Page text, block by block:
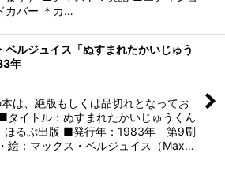
カバー ＊カ…
ベルジュイス「ぬすまれたかいじゅう
年
は、絶版もしくは品切れとなってお
タイトル：ぬすまれたかいじゅうくん
ほるぷ出版 ■発行年：1983年 第9刷
絵：マックス・ベルジュイス（Max…